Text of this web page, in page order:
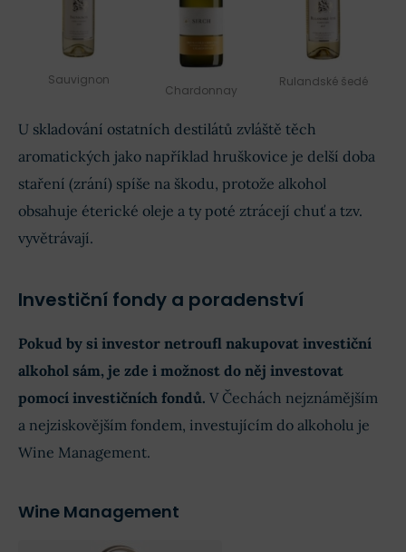
Sauvignon
Chardonnay
Rulandské šedé
U skladování ostatních destilátů zvláště těch
aromatických jako například hruškovice je delší doba
staření (zrání) spíše na škodu, protože alkohol
obsahuje éterické oleje a ty poté ztrácejí chuť a tzv.
vyvětrávají.
Investiční fondy a poradenství
Pokud by si investor netroufl nakupovat investiční
alkohol sám, je zde i možnost do něj investovat
pomocí investičních fondů. V Čechách nejznámějším
a nejziskovějším fondem, investujícím do alkoholu je
Wine Management.
Wine Management